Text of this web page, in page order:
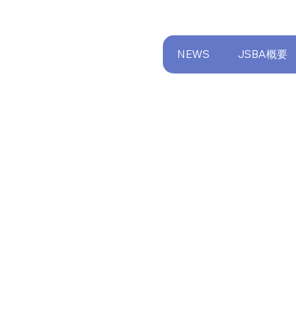
NEWS JSBA概要